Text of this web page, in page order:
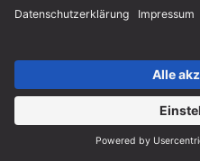
Hinweise zur
Kontaktformular
FAQ-Service